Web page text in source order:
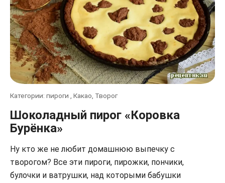
Категории: пироги , Какао, Творог
Шоколадный пирог «Коровка
Бурёнка»
Ну кто же не любит домашнюю выпечку с
творогом? Все эти пироги, пирожки, пончики,
булочки и ватрушки, над которыми бабушки